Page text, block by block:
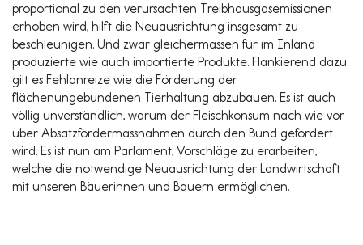
proportional zu den verursachten Treibhausgasemissionen
erhoben wird, hilft die Neuausrichtung insgesamt zu
beschleunigen. Und zwar gleichermassen für im Inland
produzierte wie auch importierte Produkte. Flankierend dazu
gilt es Fehlanreize wie die Förderung der
flächenungebundenen Tierhaltung abzubauen. Es ist auch
völlig unverständlich, warum der Fleischkonsum nach wie vor
über Absatzfördermassnahmen durch den Bund gefördert
wird. Es ist nun am Parlament, Vorschläge zu erarbeiten,
welche die notwendige Neuausrichtung der Landwirtschaft
mit unseren Bäuerinnen und Bauern ermöglichen.